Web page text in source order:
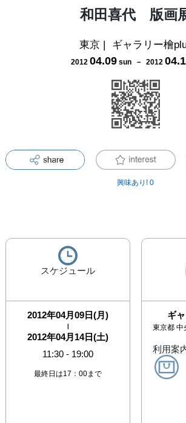
和田喜代 版画
東京| ギャラリー檜
2012 04.09 sun－ 2012 04.
興味あり! 0
スケジュール
2012年04月09日(月)
|
2012年04月14日(土)
11:30 - 19:00
最終日は17：00まで
ギ
東京都 中央
利用案